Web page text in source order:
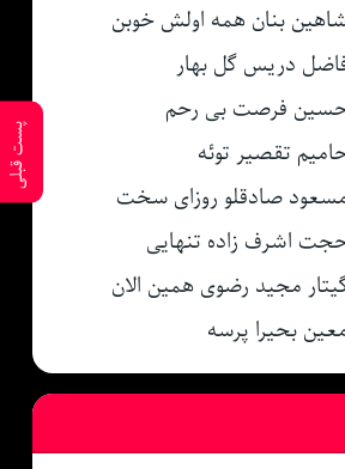
پست قبلی
بنان همه اولش خوبن
دریس گل بهار
حسین فرصت بی رحم
تقصیر توئه
صادقلو روزای سخت
اشرف زاده تنهایی
مجید رضوی همین الان
بحیرا پرسه